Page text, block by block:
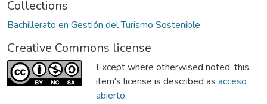
Collections
Bachillerato en Gestión del Turismo Sostenible
Creative Commons license
Except where otherwised noted, this
item's license is described as acceso
abierto